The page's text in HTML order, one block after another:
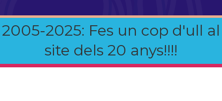
2005-2025: Fes un cop d'ull al
site dels 20 anys!!!!